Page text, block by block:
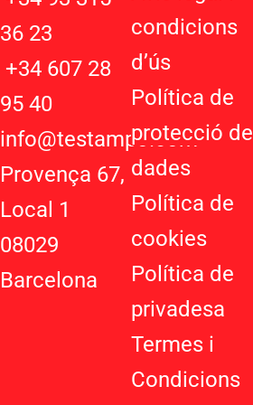
36 23
+34 607 28
95 40
info@testampo.com
Provença 67,
Local 1
08029
Barcelona
condicions
d’ús
Política de
protecció de
dades
Política de
cookies
Política de
privadesa
Termes i
Condicions